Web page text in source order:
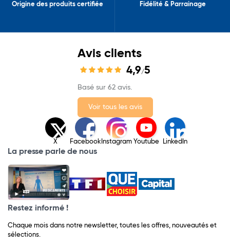
Origine des produits certifiée Fidélité & Parrainage
Avis clients
4,9/5
Basé sur 62 avis.
Voir tous les avis
X Facebook Instagram Youtube LinkedIn
La presse parle de nous
Restez informé !
Chaque mois dans notre newsletter, toutes les offres, nouveautés et
sélections.